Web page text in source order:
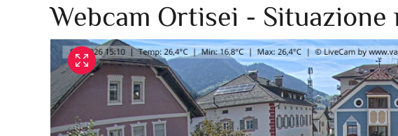
Webcam Ortisei -